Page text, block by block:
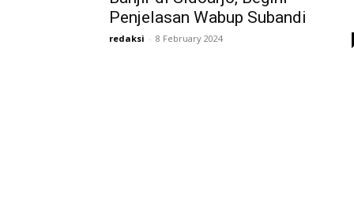
Penjelasan Wabup Subandi
redaksi - 8 February 2024